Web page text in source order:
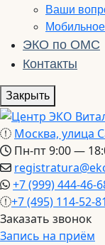
Ваши
ЭКО по ОМС
Контакты
Закрыть
Москва, улица
Пн-пт 9:00 —
+7 (999) 444-46-
+7 (495) 114-52-81
Заказать звонок
Запись на приём